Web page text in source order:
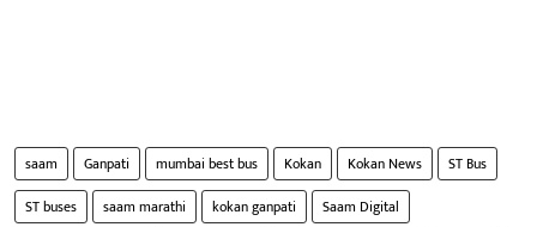
saam Ganpati mumbai best bus Kokan Kokan News
ST Bus
ST buses
saam marathi kokan ganpati
Saam Digital